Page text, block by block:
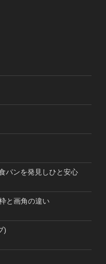
パンを発見しひと安心
と画角の違い
)